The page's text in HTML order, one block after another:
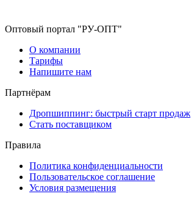
Оптовый портал "РУ-ОПТ"
О компании
Тарифы
Напишите нам
Партнёрам
Дропшиппинг: быстрый старт продаж
Стать поставщиком
Правила
Политика конфиденциальности
Пользовательское соглашение
Условия размещения